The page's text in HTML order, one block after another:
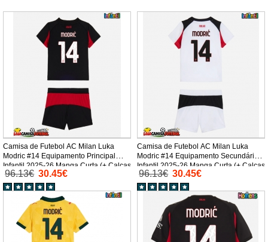
Camisa de Futebol AC Milan Luka
Modric #14 Equipamento Principal
Infantil 2025-26 Manga Curta (+ Calças
curtas)
96.13€ 30.45€
Camisa de Futebol AC Milan Luka
Modric #14 Equipamento Secundário
Infantil 2025-26 Manga Curta (+ Calças
curtas)
96.13€ 30.45€